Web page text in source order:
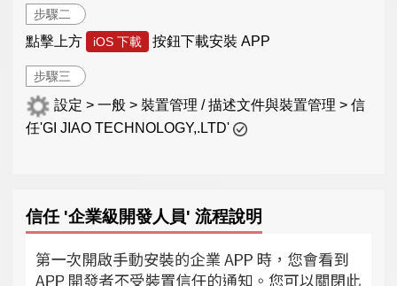
步驟二
點擊上方 iOS 下載 按鈕下載安裝 APP
步驟三
設定 > 一般 > 裝置管理 / 描述文件與裝置管理 > 信
任'GI JIAO TECHNOLOGY,.LTD'
信任 '企業級開發人員' 流程說明